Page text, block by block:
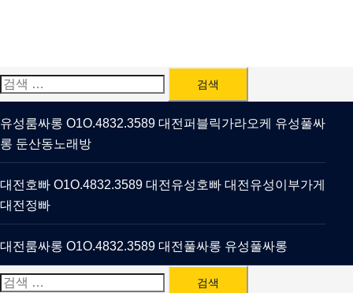
검
색:
유성룸싸롱 O1O.4832.3589 대전퍼블릭가라오케 유성풀싸
롱 둔산동노래방
대전호빠 O1O.4832.3589 대전유성호빠 대전유성이부가게
대전정빠
대전룸싸롱 O1O.4832.3589 대전풀싸롱 유성풀싸롱
검